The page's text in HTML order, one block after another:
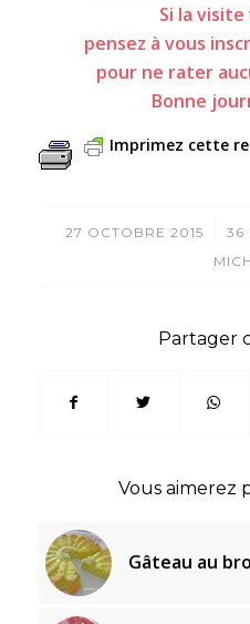
Si la visite
pensez à vous
pour ne rater
Bonne
Imprimez cette
27 OCTOBRE 2015
/ 36
Partager
Vous aimerez
Gâteau au